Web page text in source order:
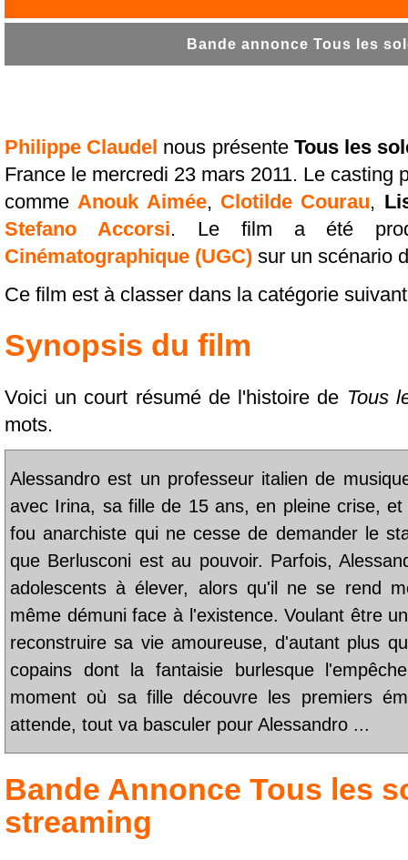
Bande annonce Tous les
Philippe Claudel nous présente Tous les
France le mercredi 23 mars 2011. Le casting
commeAnouk Aimée, Clotilde Courau,
Stefano Accorsi. Le film a été
Cinématographique (UGC) sur un scénario
Ce film est à classer dans la catégorie
Synopsis du film
Voici un court résumé de l'histoire de Tous
mots.
Alessandro est un professeur italien de
avec Irina, sa fille de 15 ans, en pleine crise,
fou anarchiste qui ne cesse de demander le
que Berlusconi est au pouvoir. Parfois,
adolescents à élever, alors qu'il ne se rend
même démuni face à l'existence. Voulant être
reconstruire sa vie amoureuse, d'autant plus
copains dont la fantaisie burlesque
moment où sa fille découvre les premiers
attende, tout va basculer pour Alessandro ...
Bande Annonce Tous les
streaming